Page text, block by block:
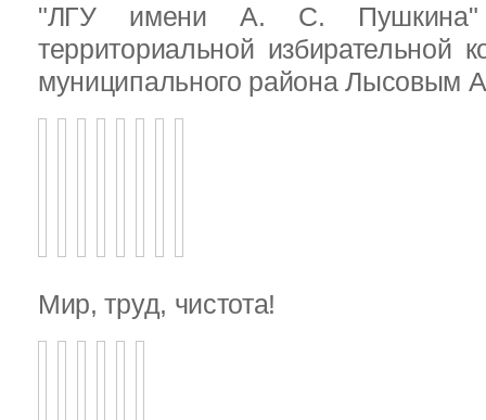
"ЛГУ имени А. С. Пушкина"
территориальной избирательной
муниципального района Лысовым
Мир, труд, чистота!